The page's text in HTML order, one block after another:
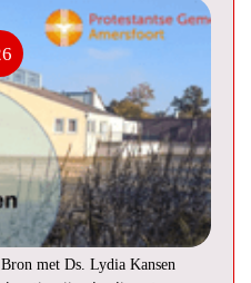
met Ds. Lydia Kansen